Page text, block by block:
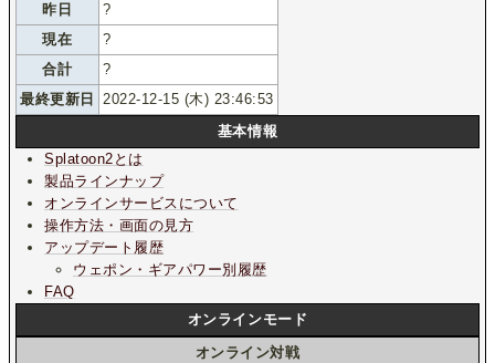
昨日
?
現在
?
合計
?
最終更新日
2022-12-15 (木) 23:46:53
基本情報
Splatoon2とは
製品ラインナップ
オンラインサービスについて
操作方法・画面の見方
アップデート履歴
ウェポン・ギアパワー別履歴
FAQ
オンラインモード
オンライン対戦